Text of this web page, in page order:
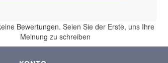
Bewertungen. Seien Sie der Erste, uns Ihre
Meinung zu schreiben